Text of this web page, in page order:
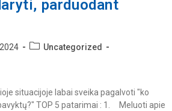
parduodant
Uncategorized
situacijoje labai sveika pagalvoti "ko
TOP 5 patarimai : 1. Meluoti apie